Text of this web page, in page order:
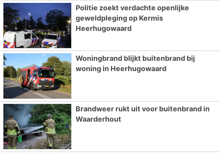
Politie zoekt verdachte openlijke
geweldpleging op Kermis
Heerhugowaard
Woningbrand blijkt buitenbrand bij
woning in Heerhugowaard
Brandweer rukt uit voor buitenbrand in
Waarderhout